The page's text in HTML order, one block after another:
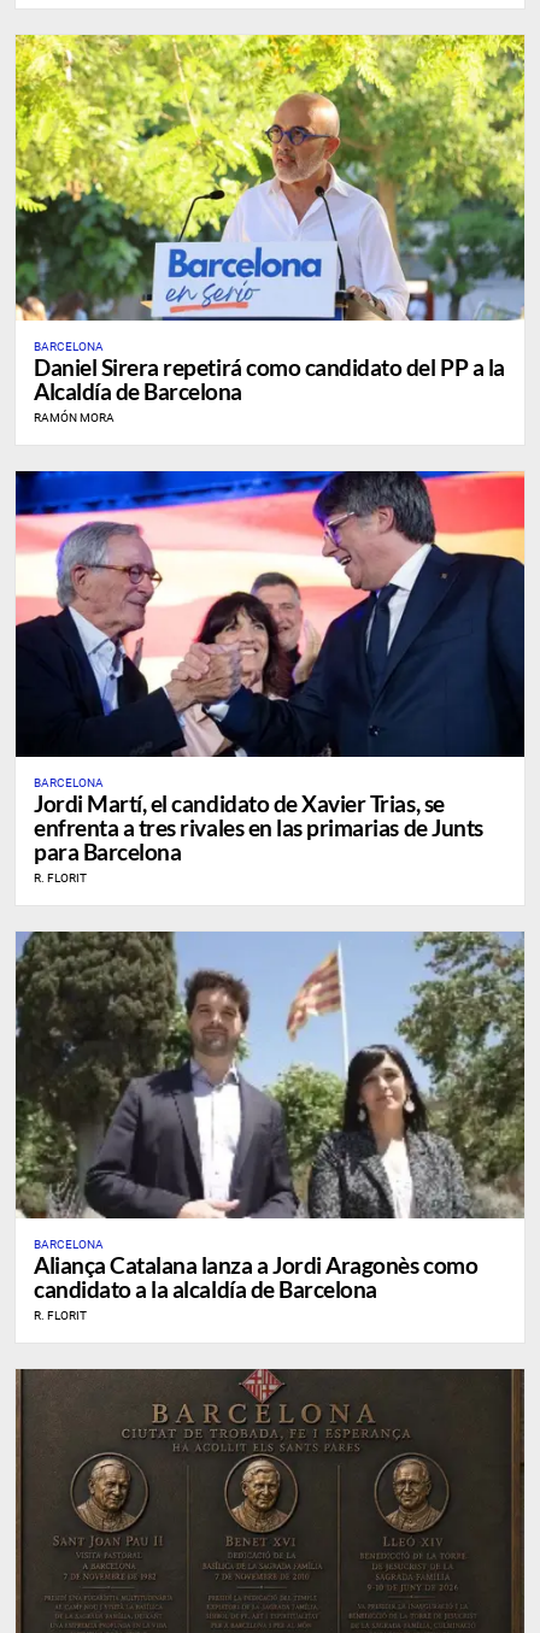
BARCELONA
Daniel Sirera repetirá como candidato del PP a la
Alcaldía de Barcelona
RAMÓN MORA
BARCELONA
Jordi Martí, el candidato de Xavier Trias, se
enfrenta a tres rivales en las primarias de Junts
para Barcelona
R. FLORIT
BARCELONA
Aliança Catalana lanza a Jordi Aragonès como
candidato a la alcaldía de Barcelona
R. FLORIT